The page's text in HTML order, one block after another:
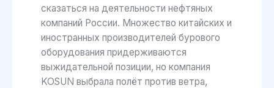
сказаться на деятельности нефтяных
компаний России. Множество китайских и
иностранных производителей бурового
оборудования придерживаются
выжидательной позиции, но компания
KOSUN выбрала полёт против ветра,